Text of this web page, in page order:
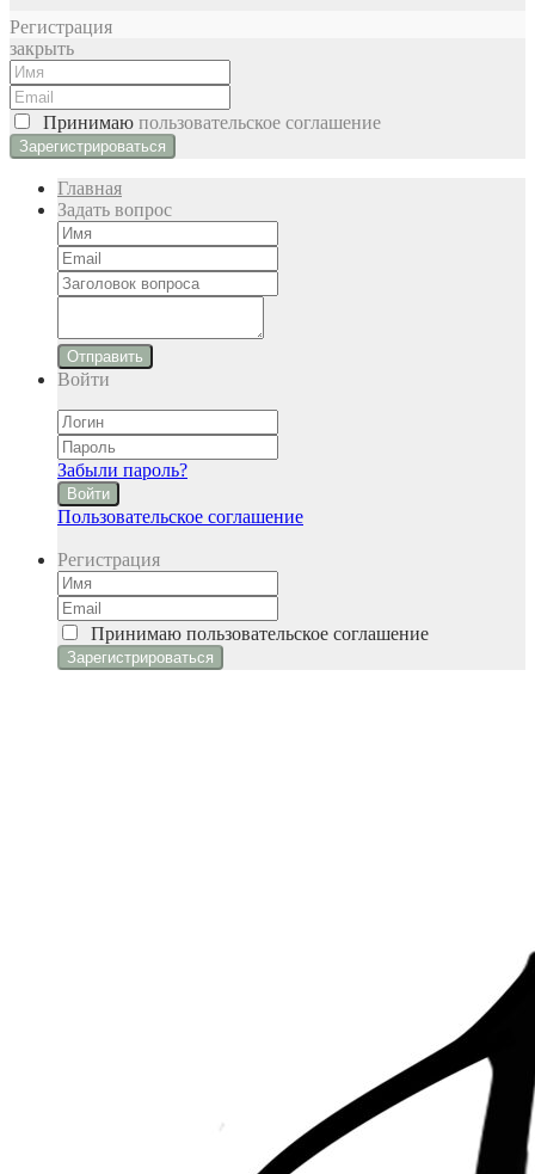
Регистрация
закрыть
Принимаю пользовательское соглашение
Главная
Задать вопрос
Отправить
Войти
Забыли пароль?
Войти
Пользовательское соглашение
Регистрация
Принимаю пользовательское соглашение